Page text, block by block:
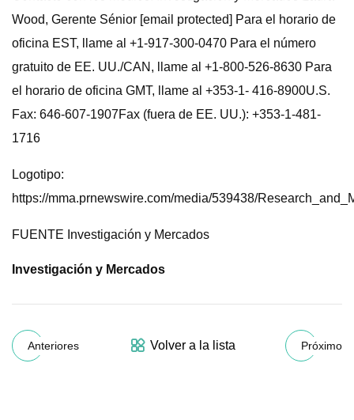
Wood, Gerente Sénior [email protected] Para el horario de
oficina EST, llame al +1-917-300-0470 Para el número
gratuito de EE. UU./CAN, llame al +1-800-526-8630 Para
el horario de oficina GMT, llame al +353-1- 416-8900U.S.
Fax: 646-607-1907Fax (fuera de EE. UU.): +353-1-481-
1716
Logotipo:
https://mma.prnewswire.com/media/539438/
FUENTE Investigación y Mercados
Investigación y Mercados
Anteriores Volver a la lista Próximo